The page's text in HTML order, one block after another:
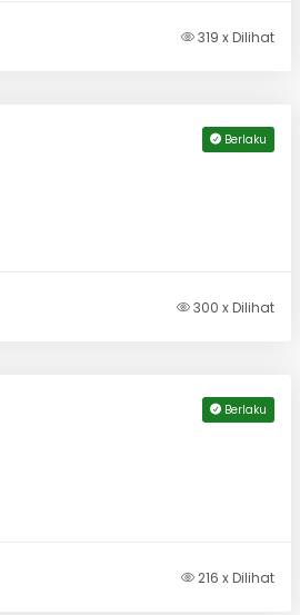
319 x Dilihat
Berlaku
300 x Dilihat
Berlaku
216 x Dilihat